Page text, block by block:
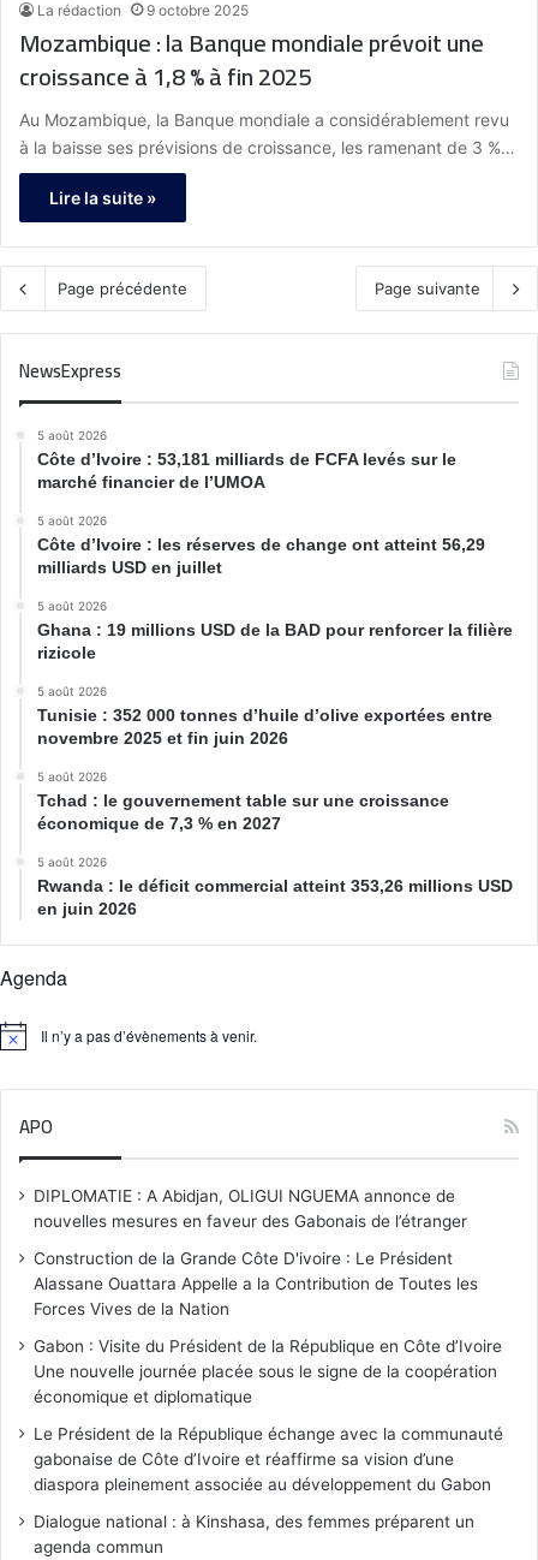
La rédaction 9 octobre 2025
Mozambique : la Banque mondiale prévoit une
croissance à 1,8 % à fin 2025
Au Mozambique, la Banque mondiale a considérablement revu
à la baisse ses prévisions de croissance, les ramenant de 3 %…
Lire la suite »
Page précédente Page suivante
NewsExpress
5 août 2026
Côte d’Ivoire : 53,181 milliards de FCFA levés sur le
marché financier de l’UMOA
5 août 2026
Côte d’Ivoire : les réserves de change ont atteint 56,29
milliards USD en juillet
5 août 2026
Ghana : 19 millions USD de la BAD pour renforcer la filière
rizicole
5 août 2026
Tunisie : 352 000 tonnes d’huile d’olive exportées entre
novembre 2025 et fin juin 2026
5 août 2026
Tchad : le gouvernement table sur une croissance
économique de 7,3 % en 2027
5 août 2026
Rwanda : le déficit commercial atteint 353,26 millions USD
en juin 2026
Agenda
N
Il n’y a pas d’évènements à venir.
APO
DIPLOMATIE : A Abidjan, OLIGUI NGUEMA annonce de
nouvelles mesures en faveur des Gabonais de l’étranger
Construction de la Grande Côte D'ivoire : Le Président
Alassane Ouattara Appelle a la Contribution de Toutes les
Forces Vives de la Nation
Gabon : Visite du Président de la République en Côte d’Ivoire
Une nouvelle journée placée sous le signe de la coopération
économique et diplomatique
Le Président de la République échange avec la communauté
gabonaise de Côte d’Ivoire et réaffirme sa vision d’une
diaspora pleinement associée au développement du Gabon
Dialogue national : à Kinshasa, des femmes préparent un
agenda commun